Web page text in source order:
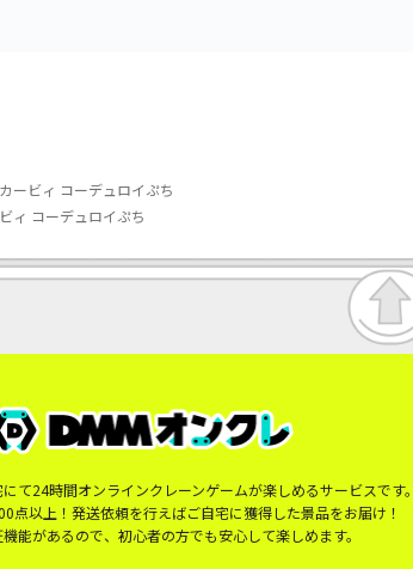
ービィ コーデュロイぷち
ィ コーデュロイぷち
て24時間オンラインクレーンゲームが楽しめるサービスです
点以上！発送依頼を行えばご自宅に獲得した景品をお届け！
能があるので、初心者の方でも安心して楽しめます。